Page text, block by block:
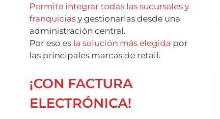
Permite integrar todas las sucursales y
franquiciasy gestionarlas desde una
administración central.
Por eso es la solución más elegida por
las principales marcas de retail.
¡CON FACTURA
ELECTRÓNICA!